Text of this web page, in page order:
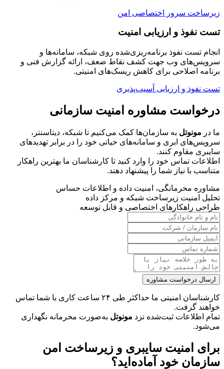
زیرساخت سرور اختصاصی امن
تست نفوذ و ارزیابی امنیت
انجام تست نفوذ برنامه‌ریزی‌شده روی شبکه، سامانه‌ها و
سرویس‌های وب جهت کشف نقاط ضعف، ارائه گزارش فنی و
برنامه اصلاحی برای کاهش ریسک‌های امنیتی.
تست نفوذ و ارزیابی آسیب‌پذیری
درخواست مشاوره امنیت سازمانی
ما در مونوتل به سازمان‌ها کمک می‌کنیم تا شبکه، دیتاسنتر،
سرویس‌های ابری و سامانه‌های حیاتی خود را در برابر تهدیدهای
سایبری مقاوم کنند.
اطلاعات تماس خود را وارد کنید تا کارشناسان ما بهترین راهکار
متناسب با نیاز شما را پیشنهاد دهند.
مشاوره محرمانگی، امنیت داده و اطلاعات حساس
تحلیل امنیت زیرساخت شبکه و مرکز داده
طراحی راهکارهای اختصاصی و قابل توسعه
ارسال درخواست مشاوره
کارشناسان امنیتی ما حداکثر طی ۲۴ ساعت کاری با شما تماس
خواهند گرفت.
تمام اطلاعات ثبت‌شده نزد مونوتل به‌صورت محرمانه نگهداری
می‌شود.
برای امنیت سایبری و زیرساخت امن
سازمان خود آماده‌اید؟